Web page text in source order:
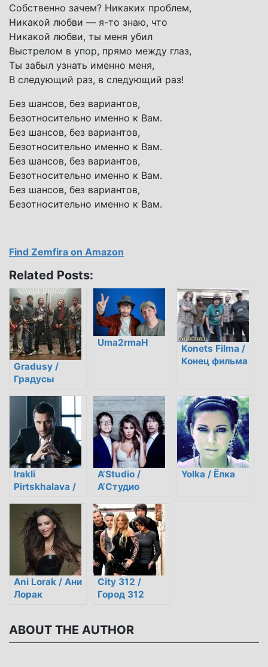
Собственно зачем? Никаких проблем,
Никакой любви — я-то знаю, что
Никакой любви, ты меня убил
Выстрелом в упор, прямо между глаз,
Ты забыл узнать именно меня,
В следующий раз, в следующий раз!
Без шансов, без вариантов,
Безотносительно именно к Вам.
Без шансов, без вариантов,
Безотносительно именно к Вам.
Без шансов, без вариантов,
Безотносительно именно к Вам.
Без шансов, без вариантов,
Безотносительно именно к Вам.
Find Zemfira on Amazon
Related Posts:
Gradusy /
Градусы
Uma2rmaH
Konets Filma /
Конец фильма
Irakli
Pirtskhalava /
Пирцхалава
A’Studio /
А’Студио
Yolka / Ёлка
Ani Lorak / Ани
Лорак
City 312 /
Город 312
ABOUT THE AUTHOR